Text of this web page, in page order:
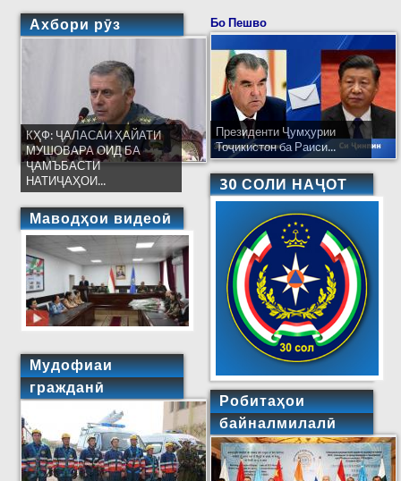
Ахбори рӯз
КҲФ: ҶАЛАСАИ ҲАЙАТИ
МУШОВАРА ОИД БА
ҶАМЪБАСТИ
НАТИҶАҲОИ...
Маводҳои видеоӣ
Мудофиаи
гражданӣ
Бо Пешво
Президенти Ҷумҳурии
Тоҷикистон ба Раиси...
30 СОЛИ НАҶОТ
Робитаҳои
байналмилалӣ